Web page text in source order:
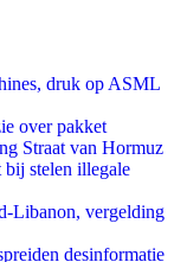
druk op ASML
over pakket
Straat van Hormuz
bij stelen illegale
Libanon, vergelding
desinformatie